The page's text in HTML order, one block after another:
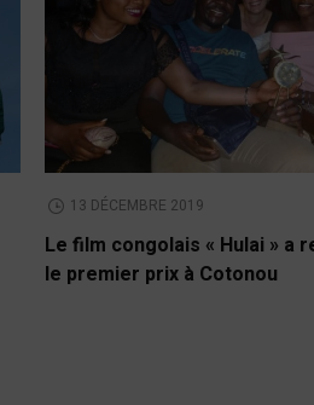
13 DÉCEMBRE 2019
Le film congolais « Hulai » a
le premier prix à Cotonou